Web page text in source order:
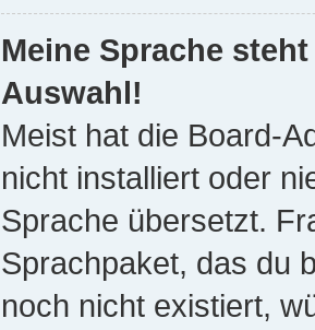
Meine Sprache
Auswahl!
Meist hat die Board-
nicht installiert oder
Sprache übersetzt.
Sprachpaket, das du
noch nicht existiert,